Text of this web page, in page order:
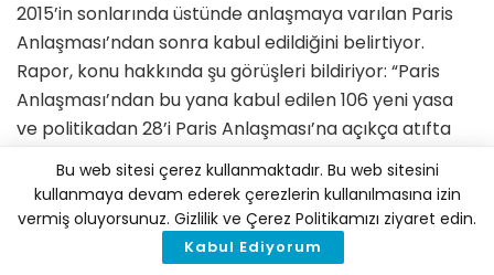
2015’in sonlarında üstünde anlaşmaya varılan Paris
Anlaşması’ndan sonra kabul edildiğini belirtiyor.
Rapor, konu hakkında şu görüşleri bildiriyor: “Paris
Anlaşması’ndan bu yana kabul edilen 106 yeni yasa
ve politikadan 28’i Paris Anlaşması’na açıkça atıfta
bulunuyor. Bu yeni yasa ve politikaların, Paris
Anlaşması ve ülkelerin ulusal katkı niyet beyanları ile
tutarlı olup olmadığını belirlemek için daha fazla
analiz yapılması gerekecektir. Ulusal ve uluslararası
Bu web sitesi çerez kullanmaktadır. Bu web sitesini
kullanmaya devam ederek çerezlerin kullanılmasına izin
vermiş oluyorsunuz. Gizlilik ve Çerez Politikamızı ziyaret edin.
Kabul Ediyorum